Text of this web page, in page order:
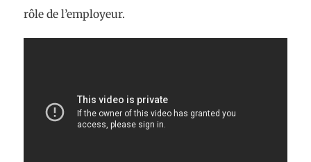
rôle de l’employeur.